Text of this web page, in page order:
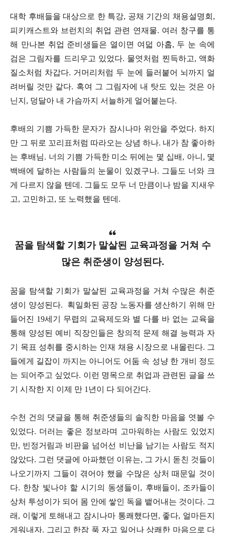
대학 후배들을 대상으로 한 특강, 공채 기간의 채용설명회,
피키캐스트와 브런치의 취업 관련 연재물. 여러 창구를 통
해 만나본 취업 준비생들은 열이면 여덟 아홉, 두 눈 속에
검은 그림자를 드리우고 있었다. 물엿처럼 찐득하고, 액화
질소처럼 차갑다. 거머리처럼 두 눈에 들러붙어 뇌까지 얼
려버릴 것만 같다. 혹여 그 그림자에 내 탓도 있는 것은 아
닌지, 덩달아 내 가슴까지 서늘하게 얼어붙는다.
후배의 기쁨 가득한 문자가 잠시나마 위안을 주었다. 하지
만 그 뒤로 꼬리표처럼 따라오는 상념 하나. 내가 참 좋아하
는 후배님. 너의 기쁨 가득한 미소 뒤에는 몇 십배, 아니, 몇
백배에 달하는 사람들의 눈물이 있겠구나. 그들도 너와 크
게 다르지 않을 텐데. 그들도 모두 너 만큼이나 밤을 지새우
고, 고민하고, 또 노력했을 텐데.
꿈을 탐색할 기회가 말살된 교육과정을 거쳐 수
많은 취준생이 양성된다.
꿈을 탐색할 기회가 말살된 교육과정을 거쳐 수많은 취준
생이 양성된다. 획일화된 공장 노동자를 생산하기 위해 만
들어진 19세기 무렵의 교육제도와 별 다를 바 없는 교육을
통해 양성된 예비 직장인들은 창의적 문제 해결 능력과 자
기 목표 성취를 중시하는 인재 채용 시장으로 내몰린다. 그
들에게 길잡이 까지는 아니어도 어둠 속 성냥 한 개비 정도
는 되어주고 싶었다. 이런 명목으로 취업과 관련된 글을 쓰
기 시작한 지 이제 만 1년이 다 되어간다.
수천 건의 댓글을 통해 취준생들의 솔직한 마음을 엿볼 수
있었다. 더러는 좋은 정보라며 고마워하는 사람도 있었지
만, 빈정거림과 비판을 넘어선 비난을 남기는 사람도 적지
않았다. 그런 댓글에 아파했던 이유는, 그 가시 돋친 것들이
나오기까지 그들이 겪어야 했을 수많은 상처 때문일 것이
다. 한창 빛나야 할 시기의 동생들이, 후배들이, 조카들이
상처 투성이가 되어 몸 안에 쌓인 독을 뱉어내는 것이다. 그
래, 이렇게 토해내고 잠시나마 통쾌했다면, 좋다, 얼마든지
게워내자. 그리고 한잠 푹 자고 일어나 상쾌한 마음으로 다